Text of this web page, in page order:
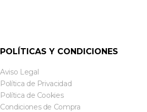
POLÍTICAS Y CONDICIONES
Aviso Legal
Política de Privacidad
Política de Cookies
Condiciones de Compra